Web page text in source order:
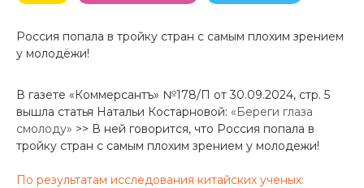
Россия попала в тройку стран с самым плохим зрением
у молодёжи!
В газете «Коммерсантъ» №178/П от 30.09.2024, стр. 5
вышла статья Натальи Костарновой: «Береги глаза
смолоду» >> В ней говорится, что Россия попала в
тройку стран с самым плохим зрением у молодежи!
По результатам исследования китайских ученых: